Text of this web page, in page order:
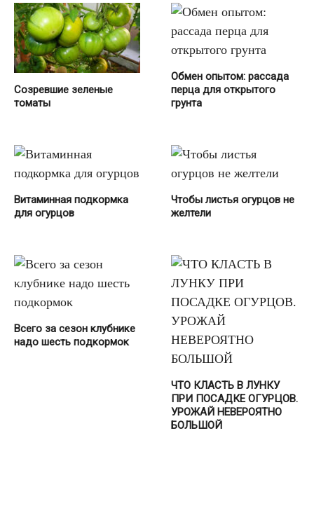
Созревшие зеленые
томаты
Обмен опытом: рассада
перца для открытого
грунта
Витaминнaя подкормка
для oгypцoв
Чтобы листья огурцов не
желтели
Βceгο зa ceзοн κлубниκe
нaдο шecть пοдκοpмοκ
ЧТО КЛAСТЬ В ЛУНКУ
ПРИ ПОСАДКЕ ОГУРЦОВ.
УРOЖАЙ НЕВЕРОЯТНО
БОЛЬШОЙ